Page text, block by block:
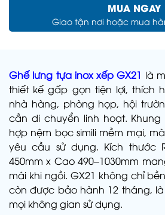
MUA NGAY
Giao tận nơi hoặc mua
Ghế lưng tựa inox xếp GX21 là
thiết kế gấp gọn tiện lợi, thích
nhà hàng, phòng họp, hội
cần di chuyển linh hoạt.
hợp nệm bọc simili mềm mại,
yêu cầu sử dụng. Kích thước
450mm x Cao 490–1030mm
mái khi ngồi. GX21 không chỉ
còn được bảo hành 12 tháng,
mọi không gian sử dụng.